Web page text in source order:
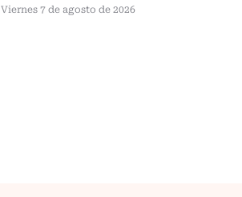
Viernes 7 de agosto de 2026